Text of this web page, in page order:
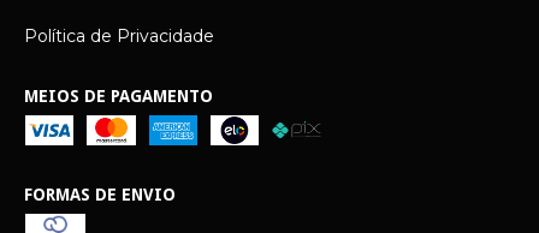
Política de Privacidade
MEIOS DE PAGAMENTO
FORMAS DE ENVIO